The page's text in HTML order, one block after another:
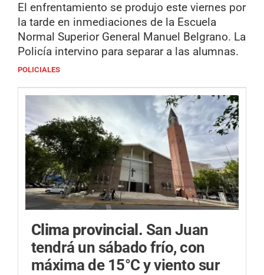
El enfrentamiento se produjo este viernes por
la tarde en inmediaciones de la Escuela
Normal Superior General Manuel Belgrano. La
Policía intervino para separar a las alumnas.
POLICIALES
Clima provincial. San Juan
tendrá un sábado frío, con
máxima de 15°C y viento sur